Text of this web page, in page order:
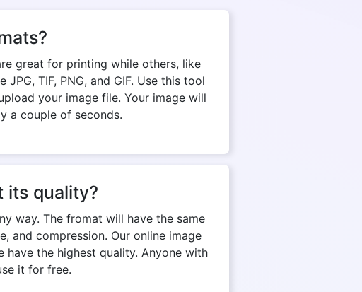
great for printing while others, like
TIF, PNG, and GIF. Use this tool
your image file. Your image will
a couple of seconds.
its quality?
way. The fromat will have the same
and compression. Our online image
the highest quality. Anyone with
it for free.